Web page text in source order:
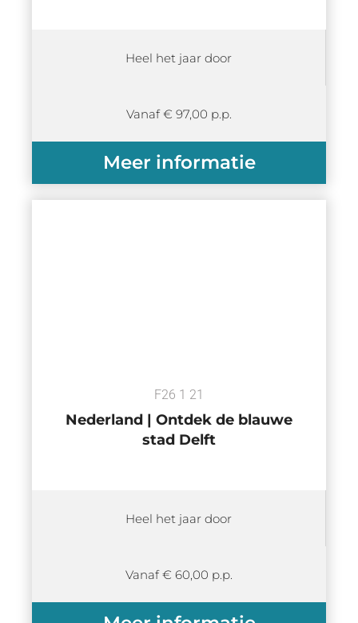
Heel het jaar door
Vanaf € 97,00 p.p.
Meer informatie
F26 1 21
Nederland | Ontdek de blauwe
stad Delft
Heel het jaar door
Vanaf € 60,00 p.p.